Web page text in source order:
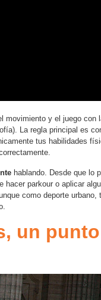
movimiento y el juego con
La regla principal es
tus habilidades
hablando. Desde que lo
hacer parkour o aplicar
como deporte urbano,
un